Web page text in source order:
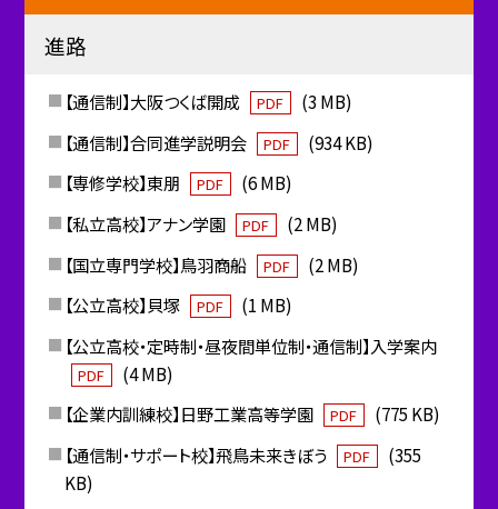
進路
【通信制】大阪つくば開成 PDF
(3 MB)
【通信制】合同進学説明会
PDF
(934 KB)
【専修学校】東朋
PDF
(6 MB)
【私立高校】アナン学園
PDF
(2 MB)
【国立専門学校】鳥羽商船
PDF
(2 MB)
【公立高校】貝塚
PDF
(1 MB)
【公立高校・定時制・昼夜間単位制・通信制】入学案内
PDF
(4 MB)
【企業内訓練校】日野工業高等学園
PDF
(775 KB)
【通信制・サポート校】飛鳥未来きぼう
PDF
(355
KB)